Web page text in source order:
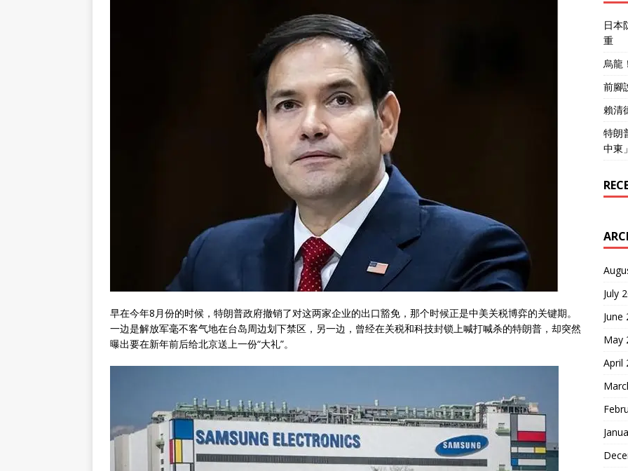
早在今年8月份的时候，特朗普政府撤销了对这两家企业的出口豁免，那个时候正是中美关税博弈的关键期。
一边是解放军毫不客气地在台岛周边划下禁区，另一边，曾经在关税和科技封锁上喊打喊杀的特朗普，却突然
曝出要在新年前后给北京送上一份“大礼”。
日本
重
烏龍
前腳
賴清
特朗
中東
July
June
May
April